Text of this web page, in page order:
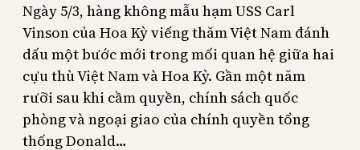
Ngày 5/3, hàng không mẫu hạm USS Carl
Vinson của Hoa Kỳ viếng thăm Việt Nam đánh
dấu một bước mới trong mối quan hệ giữa hai
cựu thù Việt Nam và Hoa Kỳ. Gần một năm
rưỡi sau khi cầm quyền, chính sách quốc
phòng và ngoại giao của chính quyền tổng
thống Donald…